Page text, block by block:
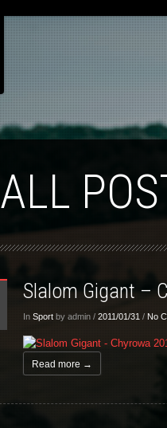
ALL
Slalom Gigant –
In Sport by admin / 2011/01/31 / No
Read more →